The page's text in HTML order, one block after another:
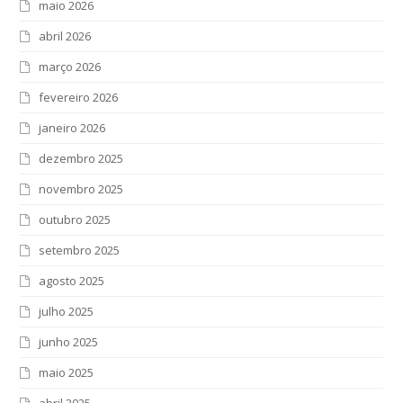
maio 2026
abril 2026
março 2026
fevereiro 2026
janeiro 2026
dezembro 2025
novembro 2025
outubro 2025
setembro 2025
agosto 2025
julho 2025
junho 2025
maio 2025